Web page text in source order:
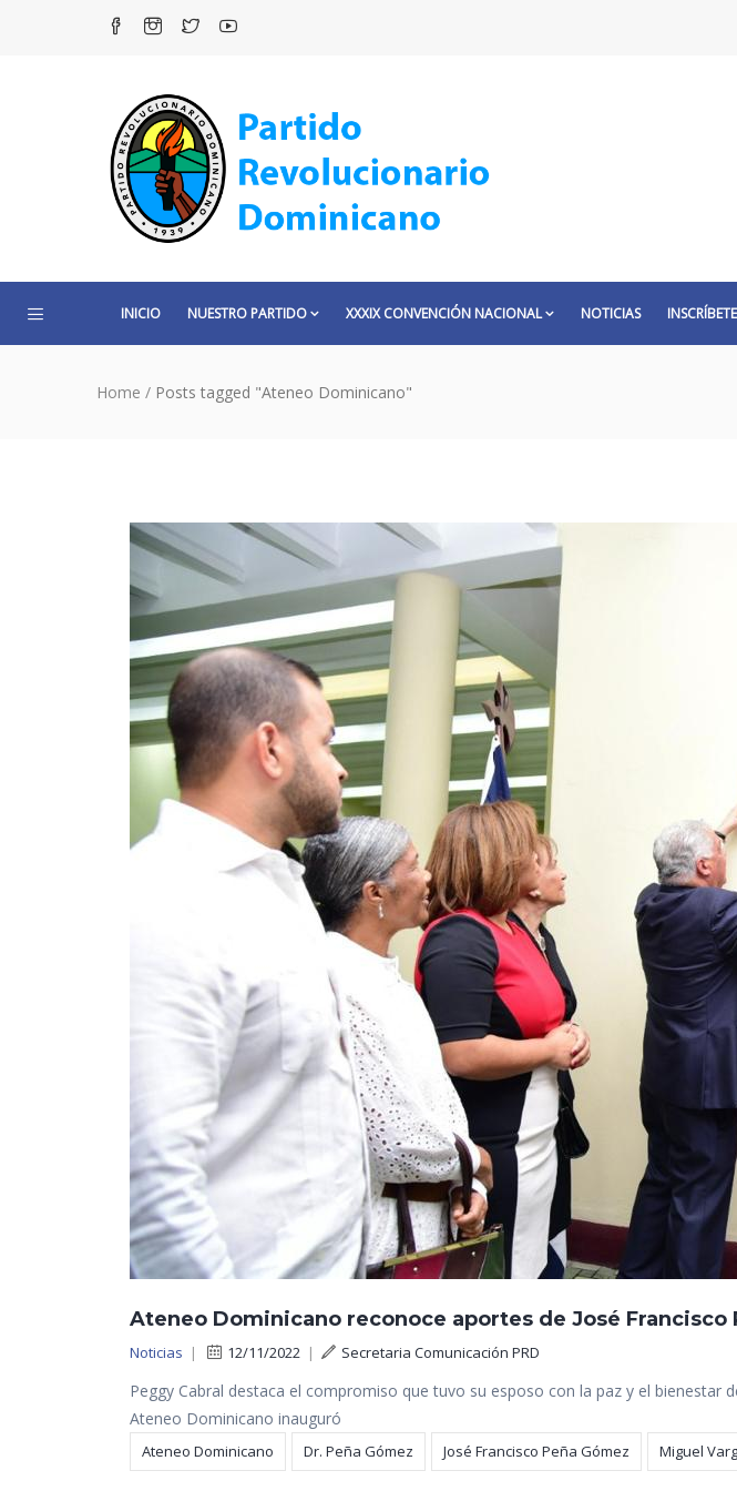
INICIO NUESTRO PARTIDO XXXIX CONVENCIÓN NACIONAL NOTICIAS INSCRÍBETE
Home / Posts tagged "Ateneo Dominicano"
Ateneo Dominicano reconoce aportes de José Francisco
Noticias | 12/11/2022 | Secretaria Comunicación PRD
Peggy Cabral destaca el compromiso que tuvo su esposo con la paz y el
Ateneo Dominicano inauguró
Ateneo Dominicano Dr. Peña Gómez José Francisco Peña Gómez Miguel